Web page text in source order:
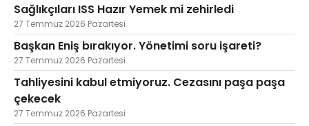
Sağlıkçıları ISS Hazır Yemek mi zehirledi
27 Temmuz 2026 Pazartesi
Başkan Eniş bırakıyor. Yönetimi soru işareti?
27 Temmuz 2026 Pazartesi
Tahliyesini kabul etmiyoruz. Cezasını paşa paşa
çekecek
27 Temmuz 2026 Pazartesi